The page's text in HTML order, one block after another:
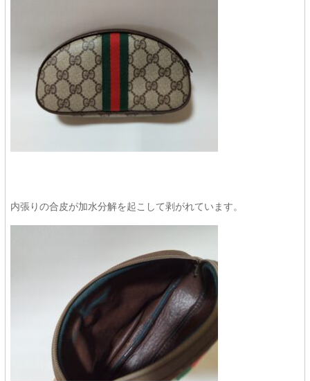
内張りの合皮が加水分解を起こして剥がれています。